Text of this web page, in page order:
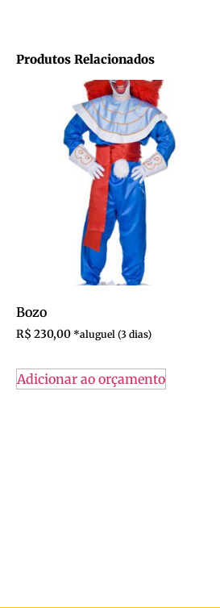
Produtos Relacionados
Bozo
R$ 230,00
Adicionar ao orçamento